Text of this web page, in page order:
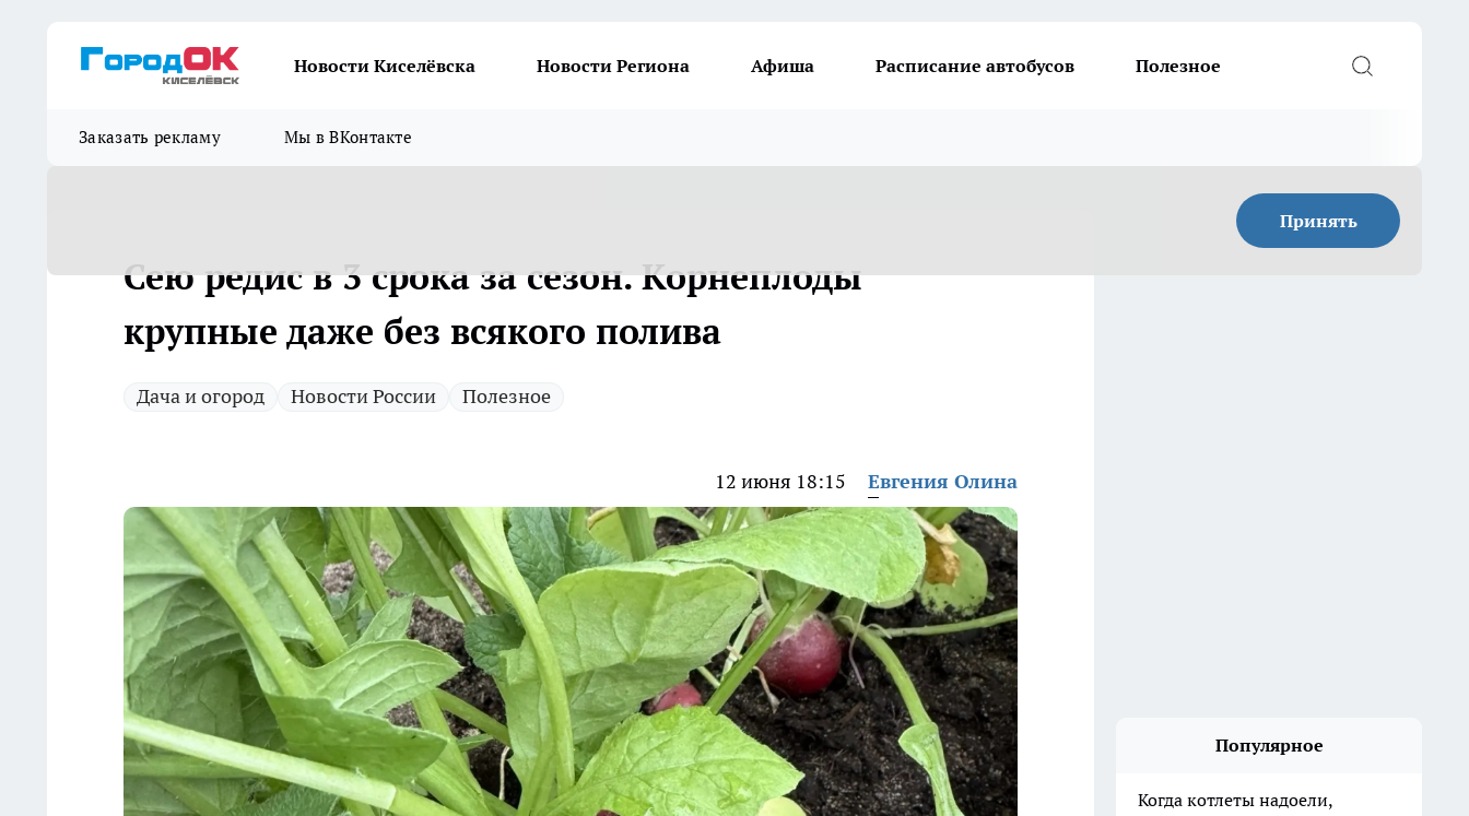
Новости Киселёвска Новости Региона Афиша Расписание автобусов Полезное
Заказать рекламу Мы в ВКонтакте
Принять
Сею редис в 3 срока за сезон. Корнеплоды
крупные даже без всякого полива
Дача и огород Новости России Полезное
12 июня 18:15 Евгения Олина
Популярное
Когда котлеты надоели,